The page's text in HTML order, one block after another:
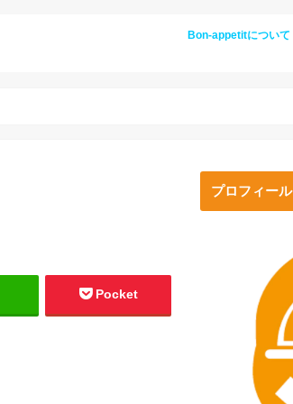
Bon-appetitについて
Pocket
プロフィール